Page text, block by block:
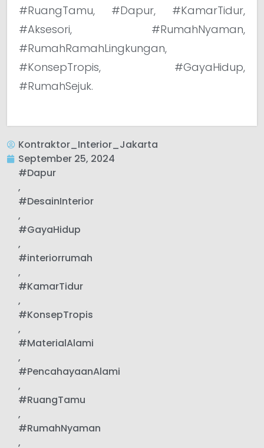
#RuangTamu, #Dapur, #KamarTidur,
#Aksesori, #RumahNyaman,
#RumahRamahLingkungan,
#KonsepTropis, #GayaHidup,
#RumahSejuk.
Kontraktor_Interior_Jakarta
September 25, 2024
#Dapur
,
#DesainInterior
,
#GayaHidup
,
#interiorrumah
,
#KamarTidur
,
#KonsepTropis
,
#MaterialAlami
,
#PencahayaanAlami
,
#RuangTamu
,
#RumahNyaman
,